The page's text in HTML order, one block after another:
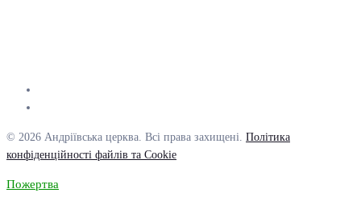
© 2026 Андріївська церква. Всі права захищені. Політика
конфіденційності файлів та Cookie
Пожертва